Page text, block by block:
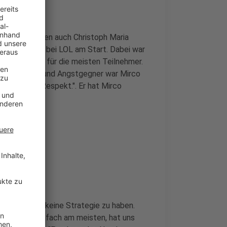
oder eben auch Christoph Maria
bei LOL am Start. Dabei war
für die meisten Teilnehmer.
Respekt- und Angstgegner war Mirco
meisten Respekt.". Er hat Mirco
zu sein, keine Strategie zu haben.
triggert einfach am meisten, hat uns